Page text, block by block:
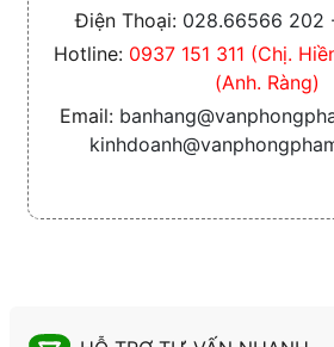
Điện Thoại: 028.66566 202
Hotline: 0937 151 311 (Chị.
(Anh. Ràng)
Email: